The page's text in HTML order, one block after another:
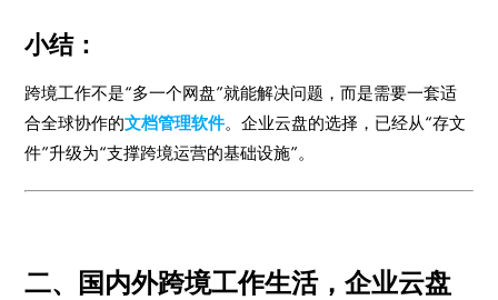
小结：
跨境工作不是“多一个网盘”就能解决问题，而是需要一套适
合全球协作的文档管理软件。企业云盘的选择，已经从“存文
件”升级为“支撑跨境运营的基础设施”。
二、国内外跨境工作生活，企业云盘